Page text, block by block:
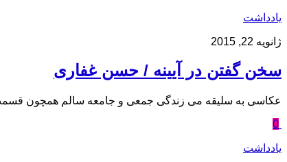
یادداشت
ژانویه 22, 2015
سخن گفتن در آیینه / حسن غفارى
عکاسی به سلیقه می زندگی جمعی و جامعه سالم همچون
0
یادداشت